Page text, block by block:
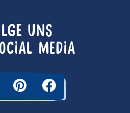
UNS
MEDIA